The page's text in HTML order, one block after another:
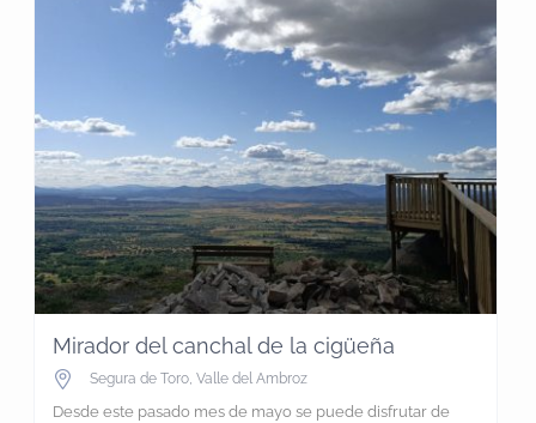
Mirador del canchal de la cigüeña
Segura de Toro, Valle del Ambroz
Desde este pasado mes de mayo se puede disfrutar de